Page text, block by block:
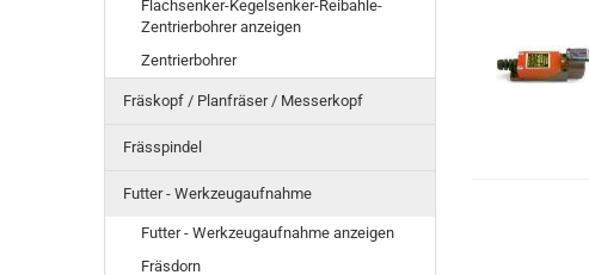
Flachsenker-Kegelsenker-Reibahle-
Zentrierbohrer anzeigen
Zentrierbohrer
Fräskopf / Planfräser / Messerkopf
Frässpindel
Futter - Werkzeugaufnahme
Futter - Werkzeugaufnahme anzeigen
Fräsdorn